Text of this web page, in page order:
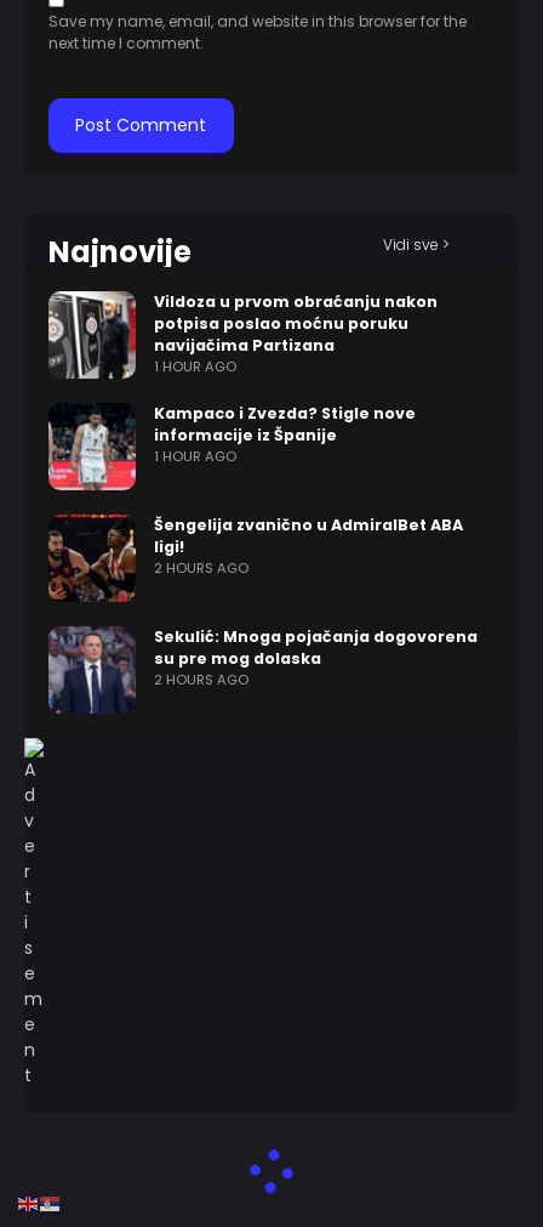
Save my name, email, and website in this browser for the
next time I comment.
Najnovije Vidi sve >
Vildoza u prvom obraćanju nakon
potpisa poslao moćnu poruku
navijačima Partizana
1 HOUR AGO
Kampaco i Zvezda? Stigle nove
informacije iz Španije
1 HOUR AGO
Šengelija zvanično u AdmiralBet ABA
ligi!
2 HOURS AGO
Sekulić: Mnoga pojačanja dogovorena
su pre mog dolaska
2 HOURS AGO